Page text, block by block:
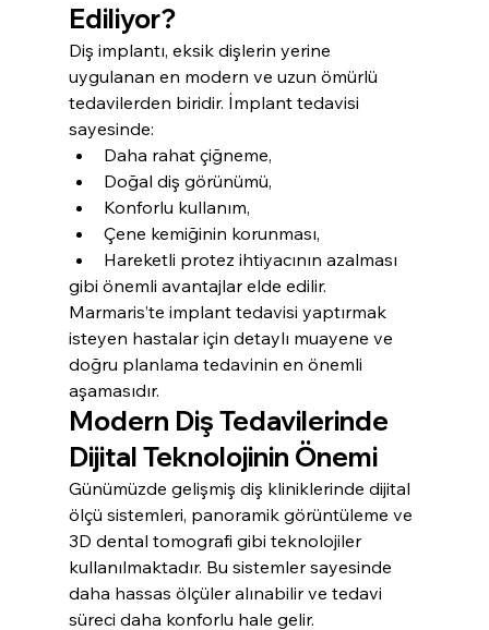
Ediliyor?
Diş implantı, eksik dişlerin yerine
uygulanan en modern ve uzun ömürlü
tedavilerden biridir. İmplant tedavisi
sayesinde:
Daha rahat çiğneme,
Doğal diş görünümü,
Konforlu kullanım,
Çene kemiğinin korunması,
Hareketli protez ihtiyacının azalması
gibi önemli avantajlar elde edilir.
Marmaris’te implant tedavisi yaptırmak
isteyen hastalar için detaylı muayene ve
doğru planlama tedavinin en önemli
aşamasıdır.
Modern Diş Tedavilerinde
Dijital Teknolojinin Önemi
Günümüzde gelişmiş diş kliniklerinde dijital
ölçü sistemleri, panoramik görüntüleme ve
3D dental tomografi gibi teknolojiler
kullanılmaktadır. Bu sistemler sayesinde
daha hassas ölçüler alınabilir ve tedavi
süreci daha konforlu hale gelir.